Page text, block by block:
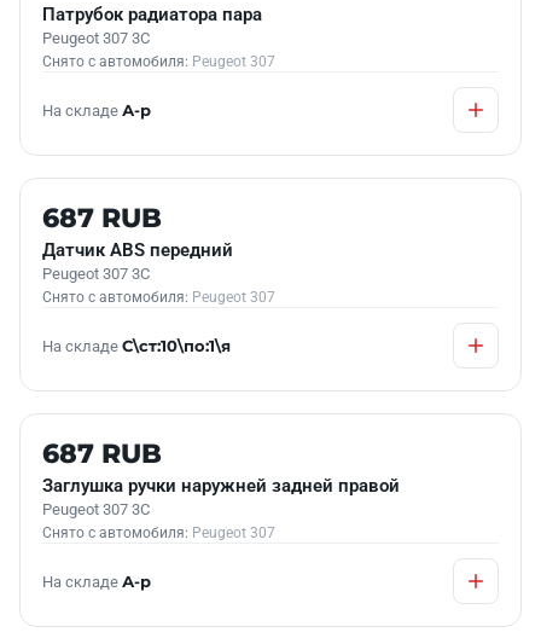
Патрубок радиатора пара
Peugeot 307 3C
Снято с автомобиля: Peugeot 307
На складе А-р
Б/У В НАЛИЧИИ
687 RUB
Датчик АВS передний
Peugeot 307 3C
Снято с автомобиля: Peugeot 307
На складе С\ст:10\по:1\я
Б/У В НАЛИЧИИ
687 RUB
Заглушка ручки наружней задней правой
Peugeot 307 3C
Снято с автомобиля: Peugeot 307
На складе А-р